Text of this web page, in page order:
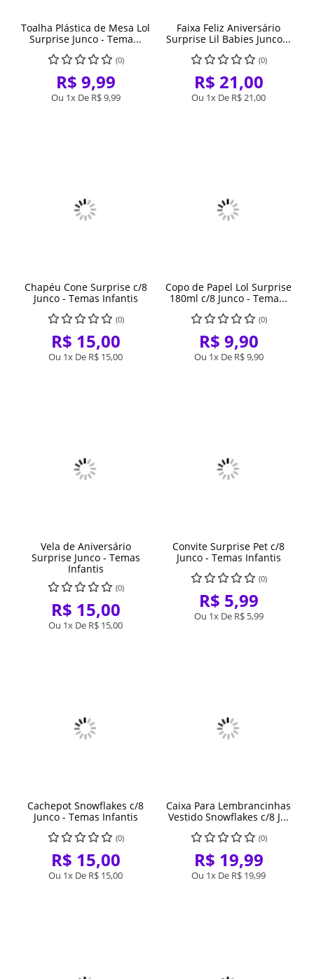
Toalha Plástica de Mesa Lol
Surprise Junco - Tema...
(0)
R$ 9,99
Ou 1x De R$ 9,99
Faixa Feliz Aniversário
Surprise Lil Babies Junco...
(0)
R$ 21,00
Ou 1x De R$ 21,00
Chapéu Cone Surprise c/8
Junco - Temas Infantis
(0)
R$ 15,00
Ou 1x De R$ 15,00
Copo de Papel Lol Surprise
180ml c/8 Junco - Tema...
(0)
R$ 9,90
Ou 1x De R$ 9,90
Vela de Aniversário
Surprise Junco - Temas
Infantis
(0)
R$ 15,00
Ou 1x De R$ 15,00
Convite Surprise Pet c/8
Junco - Temas Infantis
(0)
R$ 5,99
Ou 1x De R$ 5,99
Cachepot Snowflakes c/8
Junco - Temas Infantis
(0)
R$ 15,00
Ou 1x De R$ 15,00
Caixa Para Lembrancinhas
Vestido Snowflakes c/8 J...
(0)
R$ 19,99
Ou 1x De R$ 19,99